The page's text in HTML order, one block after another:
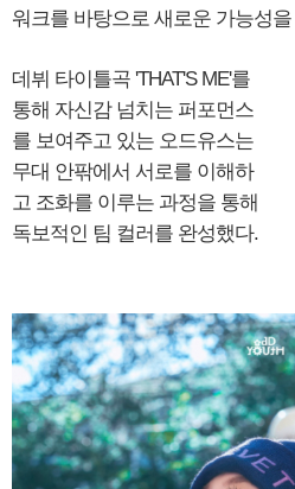
워크를 바탕으로 새로운 가능성
데뷔 타이틀곡 'THAT'S ME'를
통해 자신감 넘치는 퍼포먼스
를 보여주고 있는 오드유스는
무대 안팎에서 서로를 이해하
고 조화를 이루는 과정을 통해
독보적인 팀 컬러를 완성했다.